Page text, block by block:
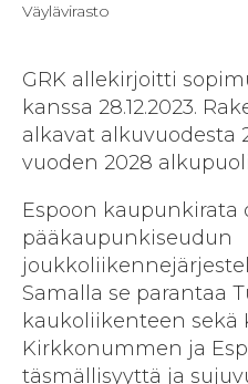
Väylävirasto
GRK allekirjoitti
kanssa 28.12.2023.
alkavat alkuvuodesta
vuoden 2028
Espoon kaupunkirata
pääkaupunkiseudun
Samalla se parantaa
kaukoliikenteen sekä
Kirkkonummen ja
täsmällisyyttä ja